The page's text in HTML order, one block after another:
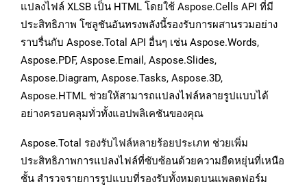
แปลงไฟล์ XLSB เป็น HTML โดยใช้ Aspose.Cells API ที่มี
ประสิทธิภาพ โซลูชันอันทรงพลังนี้รองรับการผสานรวมอย่าง
ราบรื่นกับ Aspose.Total API อื่นๆ เช่น Aspose.Words,
Aspose.PDF, Aspose.Email, Aspose.Slides,
Aspose.Diagram, Aspose.Tasks, Aspose.3D,
Aspose.HTML ช่วยให้สามารถแปลงไฟล์หลายรูปแบบได้
อย่างครอบคลุมทั่วทั้งแอปพลิเคชันของคุณ
Aspose.Total รองรับไฟล์หลายร้อยประเภท ช่วยเพิ่ม
ประสิทธิภาพการแปลงไฟล์ที่ซับซ้อนด้วยความยืดหยุ่นที่เหนือ
ชั้น สำรวจรายการรูปแบบที่รองรับทั้งหมดบนแพลตฟอร์ม